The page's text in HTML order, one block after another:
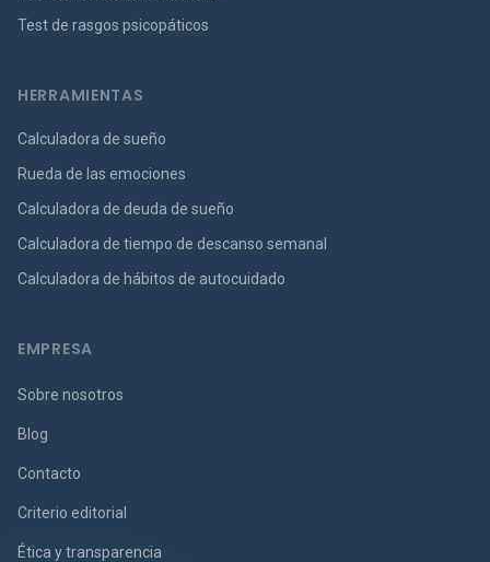
Test de rasgos psicopáticos
HERRAMIENTAS
Calculadora de sueño
Rueda de las emociones
Calculadora de deuda de sueño
Calculadora de tiempo de descanso semanal
Calculadora de hábitos de autocuidado
EMPRESA
Sobre nosotros
Blog
Contacto
Criterio editorial
Ética y transparencia